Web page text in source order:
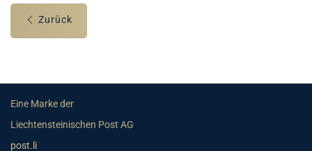
Zurück
Eine Marke der
Liechtensteinischen Post AG
post.li